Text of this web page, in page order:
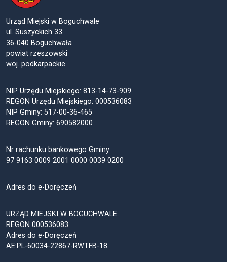
Urząd Miejski w Boguchwale
ul. Suszyckich 33
36-040 Boguchwała
powiat rzeszowski
woj. podkarpackie
NIP Urzędu Miejskiego: 813-14-73-909
REGON Urzędu Miejskiego: 000536083
NIP Gminy: 517-00-36-465
REGON Gminy: 690582000
Nr rachunku bankowego Gminy:
97 9163 0009 2001 0000 0039 0200
Adres do e-Doręczeń
URZĄD MIEJSKI W BOGUCHWALE
REGON 000536083
Adres do e-Doręczeń
AE:PL-60034-22867-RWTFB-18